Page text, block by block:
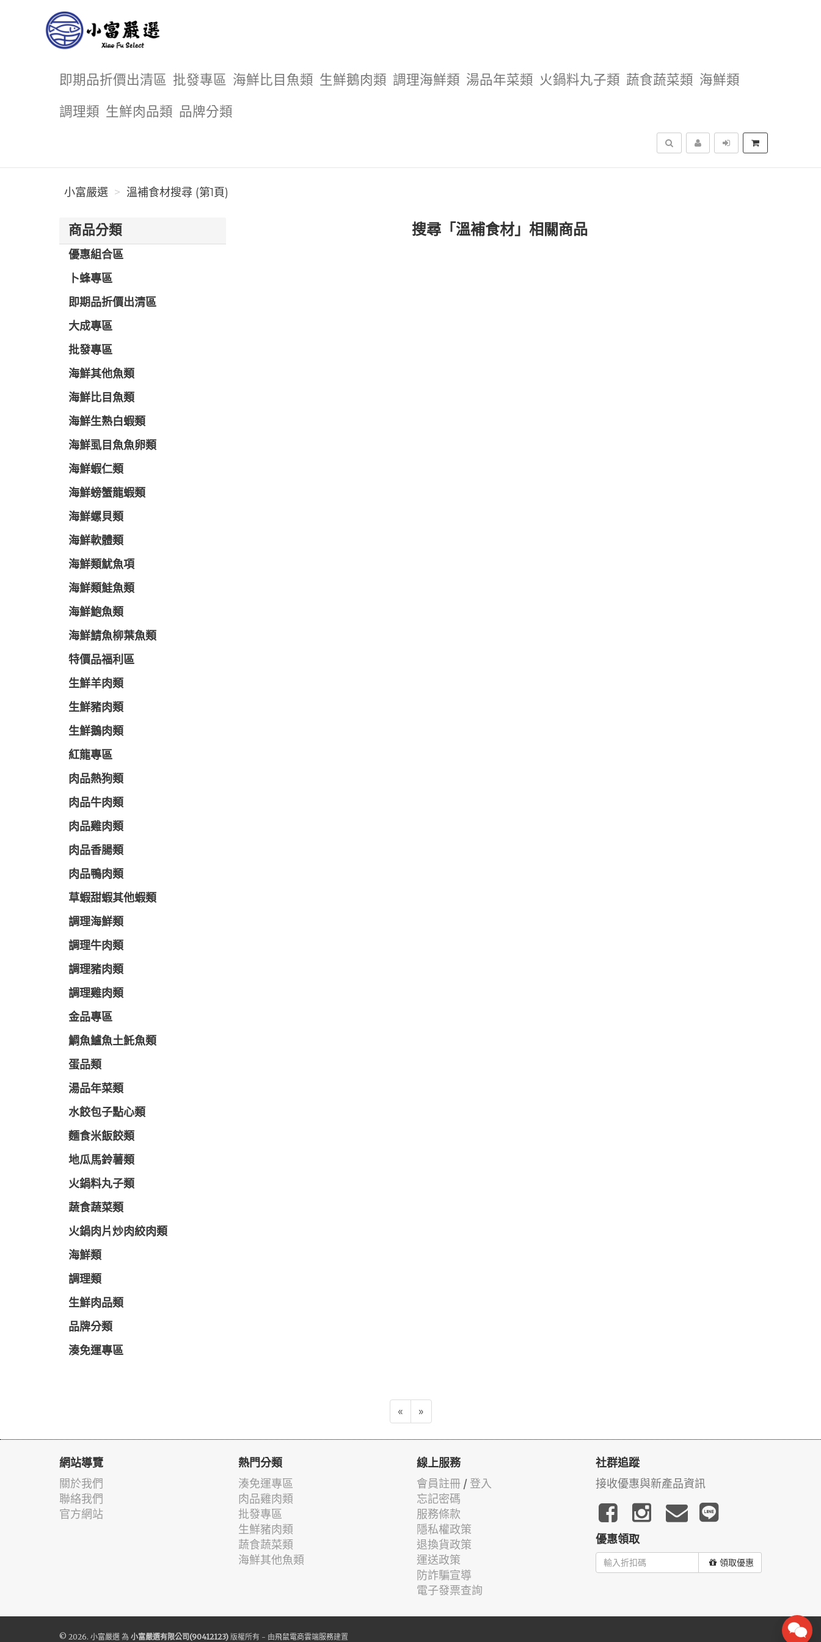
即期品折價出清區 批發專區 海鮮比目魚類 生鮮鵝肉類 調理海鮮類 湯品年菜類 火鍋料丸子類 蔬食蔬菜類 海鮮類
調理類 生鮮肉品類 品牌分類
搜尋
小富嚴選 溫補食材搜尋 (第1頁)
商品分類
優惠組合區
卜蜂專區
即期品折價出清區
大成專區
批發專區
海鮮其他魚類
海鮮比目魚類
海鮮生熟白蝦類
海鮮虱目魚魚卵類
海鮮蝦仁類
海鮮螃蟹龍蝦類
海鮮螺貝類
海鮮軟體類
海鮮類魷魚項
海鮮類鮭魚類
海鮮鮑魚類
海鮮鯖魚柳葉魚類
特價品福利區
生鮮羊肉類
生鮮豬肉類
生鮮鵝肉類
紅龍專區
肉品熱狗類
肉品牛肉類
肉品雞肉類
肉品香腸類
肉品鴨肉類
草蝦甜蝦其他蝦類
調理海鮮類
調理牛肉類
調理豬肉類
調理雞肉類
金品專區
鯛魚鱸魚土魠魚類
蛋品類
湯品年菜類
水餃包子點心類
麵食米飯餃類
地瓜馬鈴薯類
火鍋料丸子類
蔬食蔬菜類
火鍋肉片炒肉絞肉類
海鮮類
調理類
生鮮肉品類
品牌分類
湊免運專區
搜尋「溫補食材」相關商品
« »
網站導覽
關於我們
聯絡我們
官方網站
熱門分類
湊免運專區
肉品雞肉類
批發專區
生鮮豬肉類
蔬食蔬菜類
海鮮其他魚類
線上服務
會員註冊 / 登入
忘記密碼
服務條款
隱私權政策
退換貨政策
運送政策
防詐騙宣導
電子發票查詢
社群追蹤
接收優惠與新產品資訊
優惠領取
領取優惠
© 2026. 小富嚴選 為 小富嚴選有限公司(90412123) 版權所有 - 由飛鼠電商雲端服務建置